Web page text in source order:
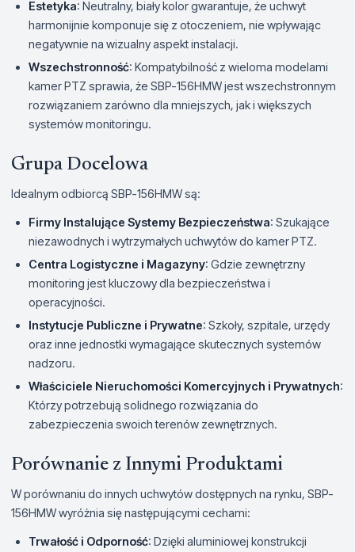
Estetyka: Neutralny, biały kolor gwarantuje, że uchwyt
harmonijnie komponuje się z otoczeniem, nie wpływając
negatywnie na wizualny aspekt instalacji.
Wszechstronność: Kompatybilność z wieloma modelami
kamer PTZ sprawia, że SBP-156HMW jest wszechstronnym
rozwiązaniem zarówno dla mniejszych, jak i większych
systemów monitoringu.
Grupa Docelowa
Idealnym odbiorcą SBP-156HMW są:
Firmy Instalujące Systemy Bezpieczeństwa: Szukające
niezawodnych i wytrzymałych uchwytów do kamer PTZ.
Centra Logistyczne i Magazyny: Gdzie zewnętrzny
monitoring jest kluczowy dla bezpieczeństwa i
operacyjności.
Instytucje Publiczne i Prywatne: Szkoły, szpitale, urzędy
oraz inne jednostki wymagające skutecznych systemów
nadzoru.
Właściciele Nieruchomości Komercyjnych i Prywatnych:
Którzy potrzebują solidnego rozwiązania do
zabezpieczenia swoich terenów zewnętrznych.
Porównanie z Innymi Produktami
W porównaniu do innych uchwytów dostępnych na rynku, SBP-
156HMW wyróżnia się następującymi cechami:
Trwałość i Odporność: Dzięki aluminiowej konstrukcji